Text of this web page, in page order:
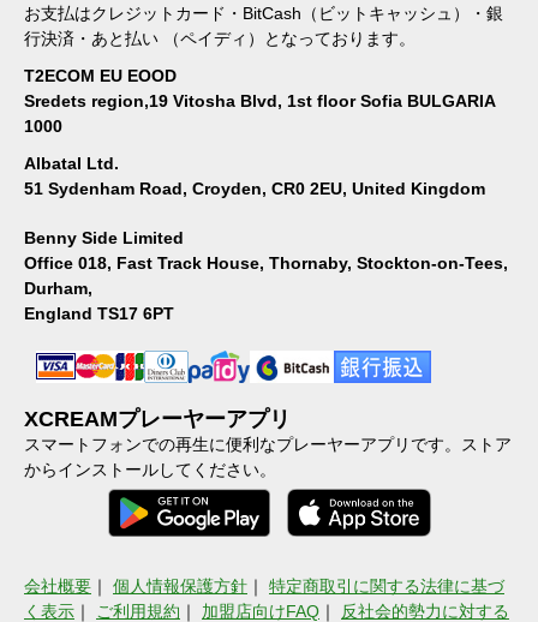
お支払はクレジットカード・BitCash（ビットキャッシュ）・銀
行決済・あと払い （ペイディ）となっております。
T2ECOM EU EOOD
Sredets region,19 Vitosha Blvd, 1st floor Sofia BULGARIA
1000
Albatal Ltd.
51 Sydenham Road, Croyden, CR0 2EU, United Kingdom
Benny Side Limited
Office 018, Fast Track House, Thornaby, Stockton-on-Tees,
Durham,
England TS17 6PT
XCREAMプレーヤーアプリ
スマートフォンでの再生に便利なプレーヤーアプリです。ストア
からインストールしてください。
会社概要 ｜ 個人情報保護方針 ｜ 特定商取引に関する法律に基づ
く表示 ｜ ご利用規約 ｜ 加盟店向けFAQ ｜ 反社会的勢力に対する